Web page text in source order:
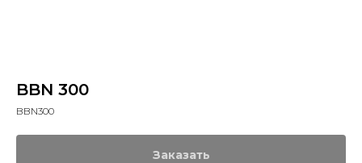
BBN 300
BBN300
Заказать